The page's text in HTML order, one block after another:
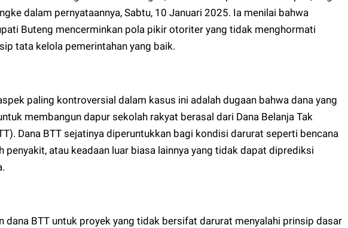
dalam pernyataannya, Sabtu, 10 Januari 2025. Ia menilai bahwa
Buteng mencerminkan pola pikir otoriter yang tidak menghormati
tata kelola pemerintahan yang baik.
paling kontroversial dalam kasus ini adalah dugaan bahwa dana yang
membangun dapur sekolah rakyat berasal dari Dana Belanja Tak
Dana BTT sejatinya diperuntukkan bagi kondisi darurat seperti bencana
penyakit, atau keadaan luar biasa lainnya yang tidak dapat diprediksi
dana BTT untuk proyek yang tidak bersifat darurat menyalahi prinsip dasar